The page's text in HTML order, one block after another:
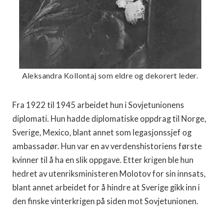
Aleksandra Kollontaj som eldre og dekorert leder.
Fra 1922 til 1945 arbeidet hun i Sovjetunionens
diplomati. Hun hadde diplomatiske oppdrag til Norge,
Sverige, Mexico, blant annet som legasjonssjef og
ambassadør. Hun var en av verdenshistoriens første
kvinner til å ha en slik oppgave. Etter krigen ble hun
hedret av utenriksministeren Molotov for sin innsats,
blant annet arbeidet for å hindre at Sverige gikk inn i
den finske vinterkrigen på siden mot Sovjetunionen.